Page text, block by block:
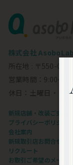
株式会社
所在地 : 〒550-
営業時間：9:00～
休日：土曜日・日
新規店舗・改装ご支援し
プライバシーポリシー
会社案内
新規取引店お問合せフ
リクルート
お取引ご希望のメーカ